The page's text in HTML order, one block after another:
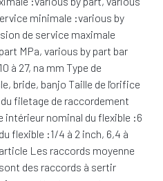
minimale :various by
de service maximale
MPa, various by part bar
à 27, na mm Type de
bride, banjo Taille de l'orifice
filetage de raccordement
intérieur nominal du flexible :6
flexible :1/4 à 2 inch, 6,4 à
Les raccords moyenne
des raccords à sertir